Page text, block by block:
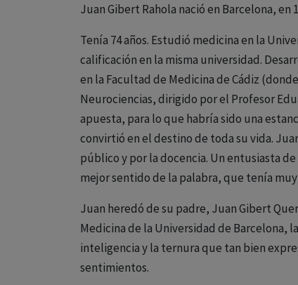
Juan Gibert Rahola nació en Barcelona, en
Tenía 74 años. Estudió medicina en la
calificación en la misma universidad.
en la Facultad de Medicina de Cádiz
Neurociencias, dirigido por el Profesor
apuesta, para lo que habría sido una
convirtió en el destino de toda su vida.
público y por la docencia. Un entusiasta
mejor sentido de la palabra, que tenía
Juan heredó de su padre, Juan Gibert
Medicina de la Universidad de Barcelona,
inteligencia y la ternura que tan bien
sentimientos.